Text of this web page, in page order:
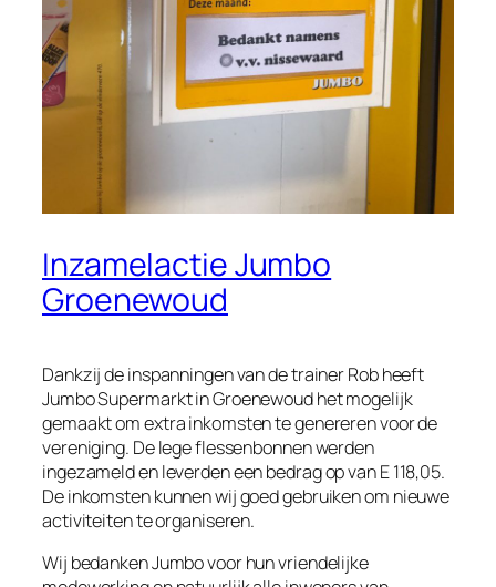
Inzamelactie Jumbo
Groenewoud
Dankzij de inspanningen van de trainer Rob heeft
Jumbo Supermarkt in Groenewoud het mogelijk
gemaakt om extra inkomsten te genereren voor de
vereniging. De lege flessenbonnen werden
ingezameld en leverden een bedrag op van E 118,05.
De inkomsten kunnen wij goed gebruiken om nieuwe
activiteiten te organiseren.
Wij bedanken Jumbo voor hun vriendelijke